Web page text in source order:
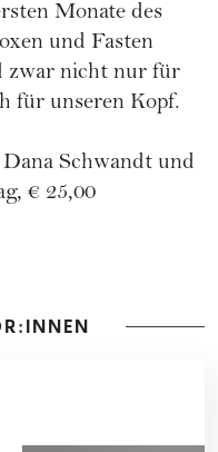
Monate des
und Fasten
zwar nicht nur für
für unseren Kopf.
Schwandt und
€ 25,00